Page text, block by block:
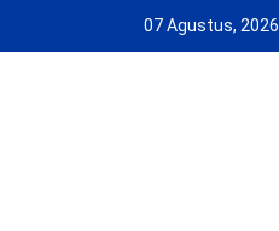
07 Agustus, 2026